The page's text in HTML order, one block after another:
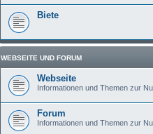
Biete
WEBSEITE UND FORUM
Webseite
Informationen und Themen zur
Forum
Informationen und Themen zur